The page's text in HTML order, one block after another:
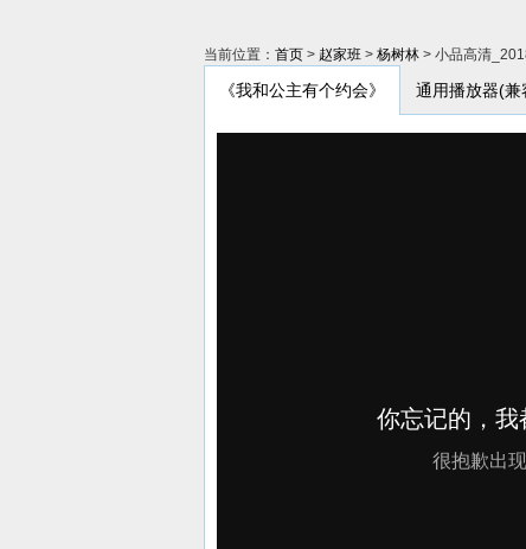
当前位置： 首页 > 赵家班 > 杨树林 > 小品高清
《我和公主有个约会》 通用播放器(